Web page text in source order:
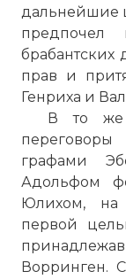
дальнейшие
брабантских
прав и
Генриха и
В то же
графами
Адольфом
Юлихом, на
первой
Ворринген.